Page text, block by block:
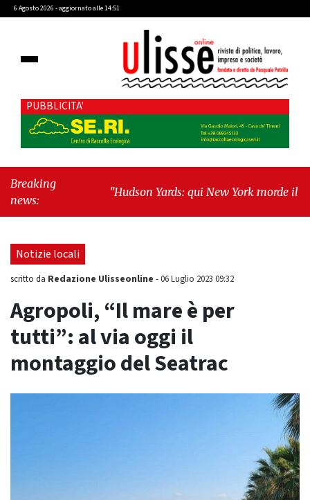
6 Agosto 2026 - aggiornato alle 14:51
PUBBLICITA'
Breaking
news:
"Hudson Yards: qui New York morde il futuro"
Notizie locali
scritto da Redazione Ulisseonline -06 Luglio 2023 09:32
Agropoli, “Il mare è per
tutti”: al via oggi il
montaggio del Seatrac